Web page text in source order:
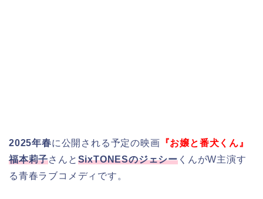
2025年春に公開される予定の映画 『お嬢と番犬くん』
福本莉子さんと SixTONESのジェシー くんがW主演す
る青春ラブコメディです。